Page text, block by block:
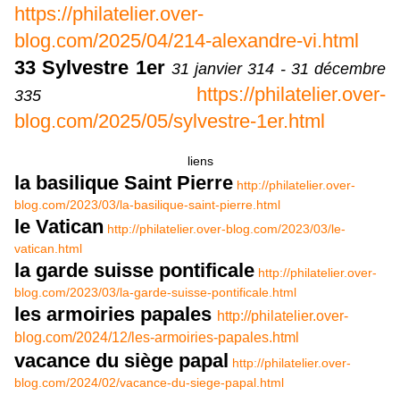
https://philatelier.over-
blog.com/2025/04/214-alexandre-vi.html
33 Sylvestre 1er 31 janvier 314 - 31 décembre
335
https://philatelier.over-
blog.com/2025/05/sylvestre-1er.html
liens
la basilique Saint Pierre http://philatelier.over-
blog.com/2023/03/la-basilique-saint-pierre.html
le Vatican http://philatelier.over-blog.com/2023/03/le-
vatican.html
la garde suisse pontificale http://philatelier.over-
blog.com/2023/03/la-garde-suisse-pontificale.html
les armoiries papales http://philatelier.over-
blog.com/2024/12/les-armoiries-papales.html
vacance du siège papal http://philatelier.over-
blog.com/2024/02/vacance-du-siege-papal.html